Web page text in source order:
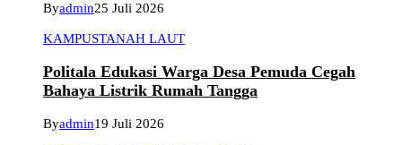
Byadmin25 Juli 2026
KAMPUSTANAH LAUT
Politala Edukasi Warga Desa Pemuda Cegah
Bahaya Listrik Rumah Tangga
Byadmin19 Juli 2026